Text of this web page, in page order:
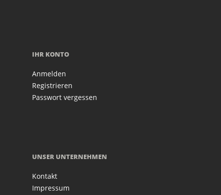
IHR KONTO
Anmelden
Registrieren
Passwort vergessen
UNSER UNTERNEHMEN
Kontakt
Impressum